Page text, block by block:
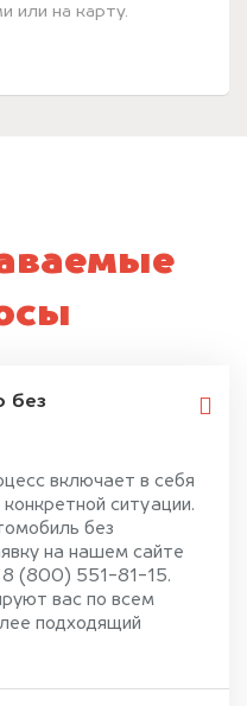
или на карту.
без
включает в себя
ситуации.
без
на нашем сайте
8 (800) 551-81-15.
вас по всем
подходящий